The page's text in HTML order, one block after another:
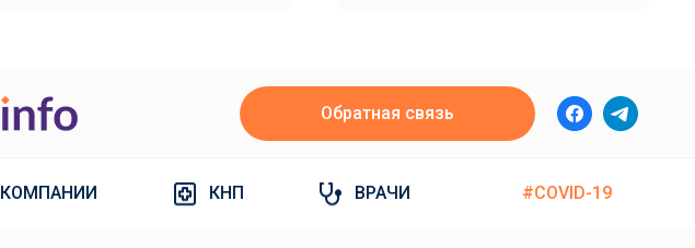
Обратная связь
КОМПАНИИ КНП ВРАЧИ #COVID-19